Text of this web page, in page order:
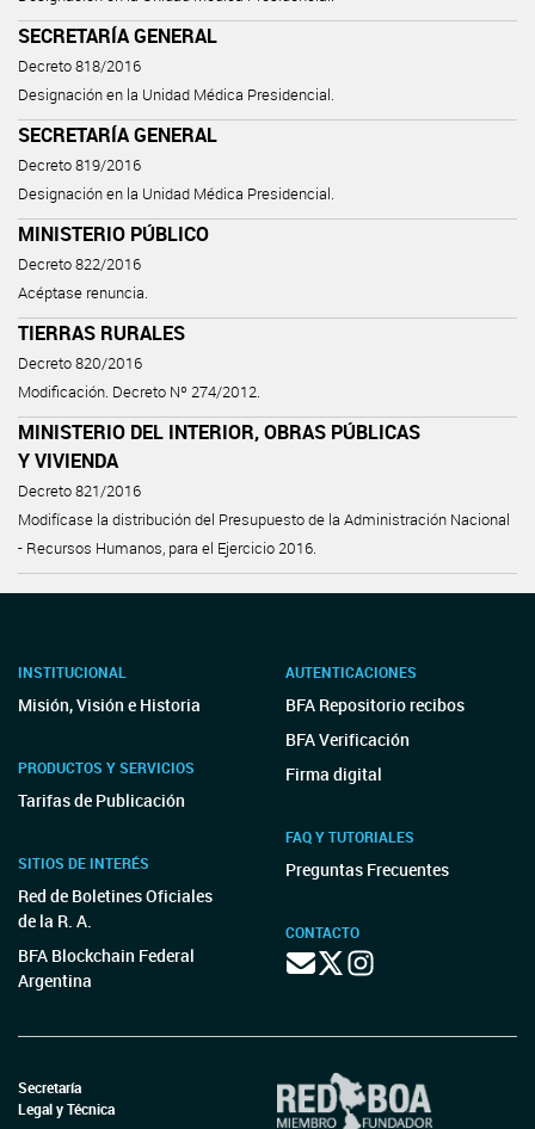
SECRETARÍA GENERAL
Decreto 818/2016
Designación en la Unidad Médica Presidencial.
SECRETARÍA GENERAL
Decreto 819/2016
Designación en la Unidad Médica Presidencial.
MINISTERIO PÚBLICO
Decreto 822/2016
Acéptase renuncia.
TIERRAS RURALES
Decreto 820/2016
Modificación. Decreto Nº 274/2012.
MINISTERIO DEL INTERIOR, OBRAS PÚBLICAS
Y VIVIENDA
Decreto 821/2016
Modifícase la distribución del Presupuesto de la Administración Nacional
- Recursos Humanos, para el Ejercicio 2016.
INSTITUCIONAL
Misión, Visión e Historia
PRODUCTOS Y SERVICIOS
Tarifas de Publicación
SITIOS DE INTERÉS
Red de Boletines Oficiales
de la R. A.
BFA Blockchain Federal
Argentina
AUTENTICACIONES
BFA Repositorio recibos
BFA Verificación
Firma digital
FAQ Y TUTORIALES
Preguntas Frecuentes
CONTACTO
Secretaría
Legal y Técnica